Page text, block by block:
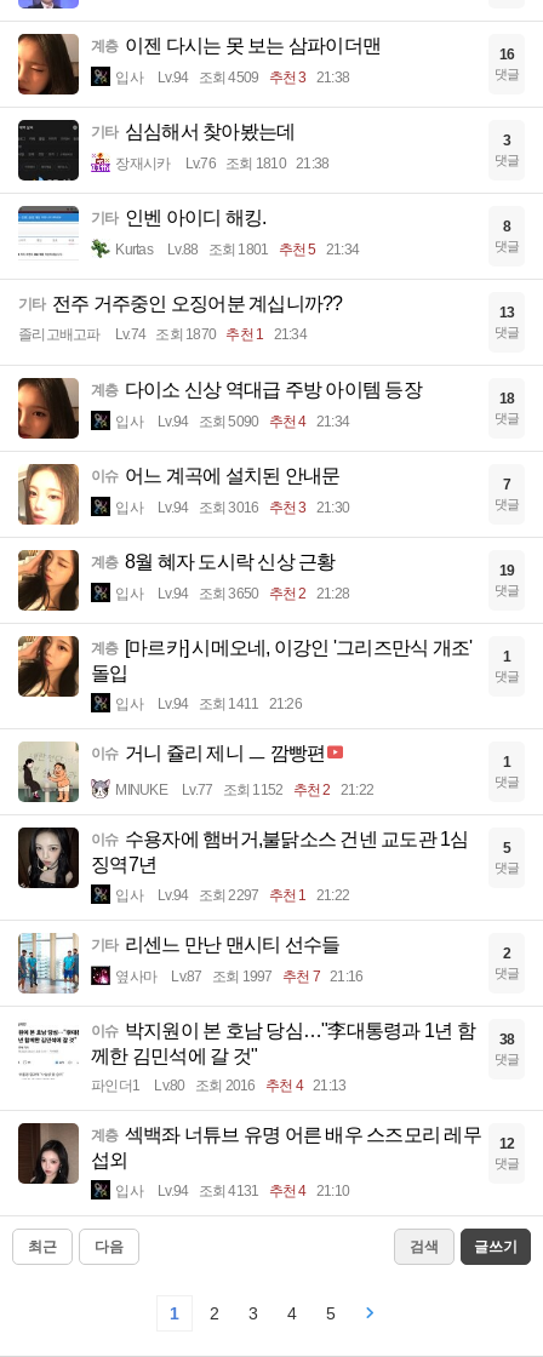
계층 이젠 다시는 못 보는 삼파이더맨
입사 Lv.94 조회 4509 추천 3 21:38
16
댓글
기타 심심해서 찾아봤는데
장재시카 Lv.76 조회 1810 21:38
3
댓글
기타 인벤 아이디 해킹.
Kurtas Lv.88 조회 1801 추천 5 21:34
8
댓글
기타 전주 거주중인 오징어분 계십니까??
졸리고배고파 Lv.74 조회 1870 추천 1 21:34
13
댓글
계층 다이소 신상 역대급 주방 아이템 등장
입사 Lv.94 조회 5090 추천 4 21:34
18
댓글
이슈 어느 계곡에 설치된 안내문
입사 Lv.94 조회 3016 추천 3 21:30
7
댓글
계층 8월 혜자 도시락 신상 근황
입사 Lv.94 조회 3650 추천 2 21:28
19
댓글
계층 [마르카] 시메오네, 이강인 '그리즈만식 개조'
돌입
입사 Lv.94 조회 1411 21:26
1
댓글
이슈 거니 쥴리 제니 ㅡ 깜빵편
MINUKE Lv.77 조회 1152 추천 2 21:22
1
댓글
이슈 수용자에 햄버거,불닭소스 건넨 교도관 1심
징역7년
입사 Lv.94 조회 2297 추천 1 21:22
5
댓글
기타 리센느 만난 맨시티 선수들
옆사마 Lv.87 조회 1997 추천 7 21:16
2
댓글
이슈 박지원이 본 호남 당심…"李대통령과 1년 함
께한 김민석에 갈 것"
파인더1 Lv.80 조회 2016 추천 4 21:13
38
댓글
계층 섹백좌 너튜브 유명 어른 배우 스즈모리 레무
섭외
입사 Lv.94 조회 4131 추천 4 21:10
12
댓글
최근 다음 검색 글쓰기
1 2 3 4 5